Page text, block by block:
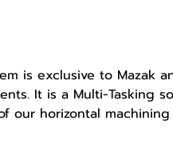
is exclusive to
It is a Multi-Tasking
our horizontal